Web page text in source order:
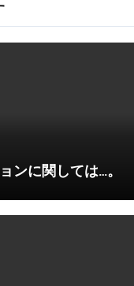
ンに関しては…。